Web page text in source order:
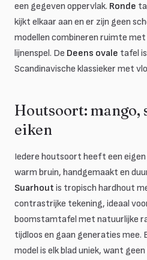
een gegeven oppervlak. Ronde
kijkt elkaar aan en er zijn geen
modellen combineren ruimte
lijnenspel. De Deens ovale tafel
Scandinavische klassieker met
Houtsoort: mango,
eiken
Iedere houtsoort heeft een
warm bruin, handgemaakt en
Suarhout is tropisch hardhout
contrastrijke tekening, ideaal
boomstamtafel met natuurlijke
tijdloos en gaan generaties mee.
model is elk blad uniek, want